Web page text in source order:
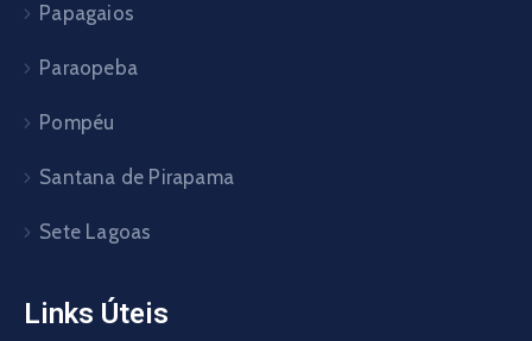
Papagaios
Paraopeba
Pompéu
Santana de Pirapama
Sete Lagoas
Links Úteis